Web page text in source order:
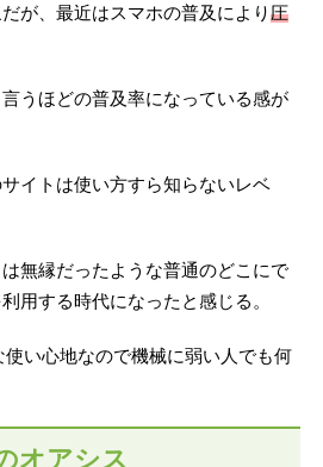
が、最近はスマホの普及により圧
うほどの普及率になっている感が
イトは使い方すら知らないレベ
無縁だったような普通のどこにで
用する時代になったと感じる。
い心地なので機械に弱い人でも何
オアシス